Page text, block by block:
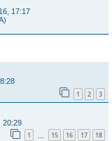
r
17:17
1 2 3
20:29
1 15 16 17 18